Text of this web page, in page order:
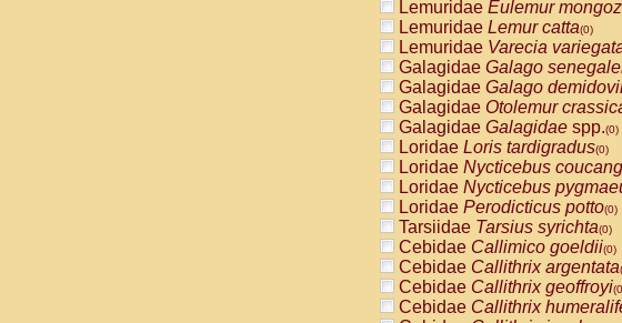
Lemuridae Eulemur mongoz
Lemuridae Lemur catta(0)
Lemuridae Varecia
Galagidae Galago
Galagidae Galago
Galagidae Otolemur
Galagidae Galagidae spp.(0)
Loridae Loris tardigradus(0)
Loridae Nycticebus coucang
Loridae Nycticebus
Loridae Perodicticus potto(0)
Tarsiidae Tarsius syrichta(0)
Cebidae Callimico goeldii(0)
Cebidae Callithrix argentata
Cebidae Callithrix geoffroyi
Cebidae Callithrix